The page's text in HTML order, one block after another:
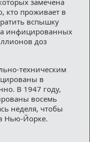
кто проживает в
вспышку
инфицированных
доз
техническим
в
В 1947 году,
восемь
неделя, чтобы
Нью-Йорке.